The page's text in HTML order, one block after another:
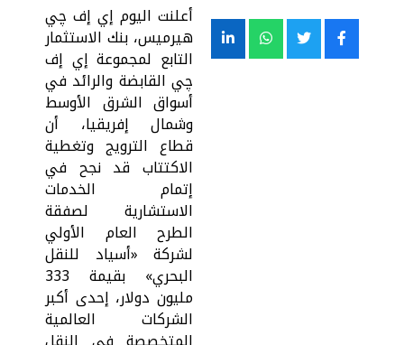
أعلنت اليوم إي إف چي
هيرميس، بنك الاستثمار
التابع لمجموعة إي إف
چي القابضة والرائد في
أسواق الشرق الأوسط
وشمال إفريقيا، أن
قطاع الترويج وتغطية
الاكتتاب قد نجح في
إتمام الخدمات
الاستشارية لصفقة
الطرح العام الأولي
لشركة «أسياد للنقل
البحري» بقيمة 333
مليون دولار، إحدى أكبر
الشركات العالمية